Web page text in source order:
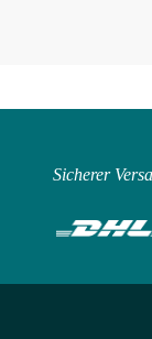
Sicherer